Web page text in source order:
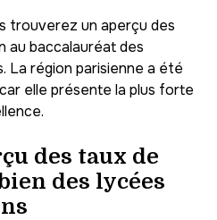
trouverez un aperçu des
au baccalauréat des
La région parisienne a été
elle présente la plus forte
des taux de
des lycées